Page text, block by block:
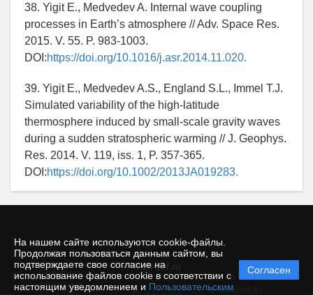
На нашем сайте используются cookie-файлы.
Продолжая пользоваться данным сайтом, вы
подтверждаете свое согласие на
использование файлов cookie в соответствии с
настоящим уведомлением и Пользовательским
Согласен
38. Yigit E., Medvedev A. Internal wave coupling
processes in Earth’s atmosphere // Adv. Space Res.
2015. V. 55. P. 983-1003.
DOI:https://doi.org/10.1016/j.asr.2014.11.020.
39. Yigit E., Medvedev A.S., England S.L., Immel T.J.
Simulated variability of the high-latitude
thermosphere induced by small-scale gravity waves
during a sudden stratospheric warming // J. Geophys.
Res. 2014. V. 119, iss. 1, P. 357-365.
DOI:https://doi.org/10.1002/2013JA019283.
© zh-szf.ru
Политика
защиты и
Powered by